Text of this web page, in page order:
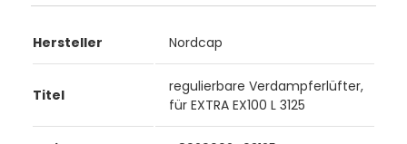
Hersteller Nordcap
Titel
regulierbare Verdampferlüfter,
für EXTRA EX100 L 3125